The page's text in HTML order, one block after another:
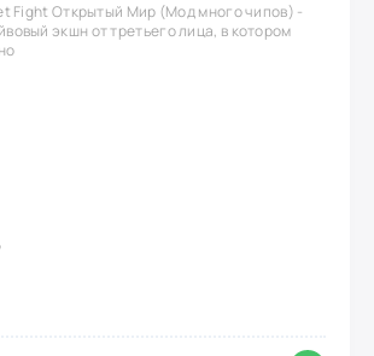
Fight Открытый Мир (Мод много чипов) -
экшн от третьего лица, в котором